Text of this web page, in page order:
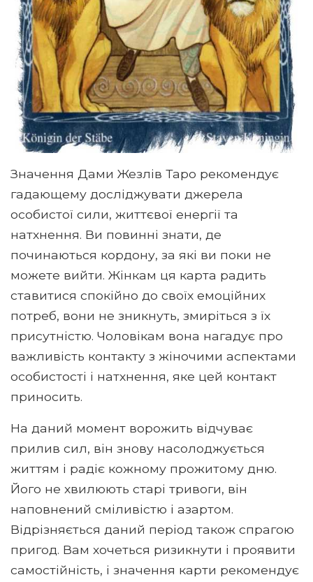
Значення Дами Жезлів Таро рекомендує
гадающему досліджувати джерела
особистої сили, життєвої енергії та
натхнення. Ви повинні знати, де
починаються кордону, за які ви поки не
можете вийти. Жінкам ця карта радить
ставитися спокійно до своїх емоційних
потреб, вони не зникнуть, змиріться з їх
присутністю. Чоловікам вона нагадує про
важливість контакту з жіночими аспектами
особистості і натхнення, яке цей контакт
приносить.
На даний момент ворожить відчуває
прилив сил, він знову насолоджується
життям і радіє кожному прожитому дню.
Його не хвилюють старі тривоги, він
наповнений сміливістю і азартом.
Відрізняється даний період також спрагою
пригод. Вам хочеться ризикнути і проявити
самостійність, і значення карти рекомендує